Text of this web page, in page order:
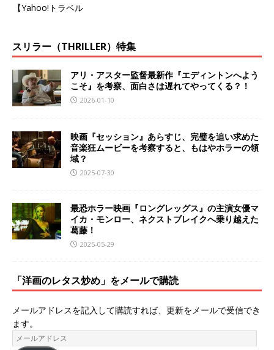
【Yahoo!トラベル
スリラー（THRILLER）特集
アリ・アスター監督最新作『エディントンへよう
こそ』を考察、面白さは遅れてやってくる？！
2026-01-10
映画『セッション』あらすじ、完璧を追い求めた
音楽狂ムービーを考察すると、もはやホラーの領
域？
2025-07-30
最恐ホラー映画『ロングレッグス』の主演女優マ
イカ・モンロー、ネクストブレイクへ乗り越えた
葛藤！
2025-05-29
「洋画のレタス炒め」をメールで購読
メールアドレスを記入して購読すれば、更新をメールで受信でき
ます。